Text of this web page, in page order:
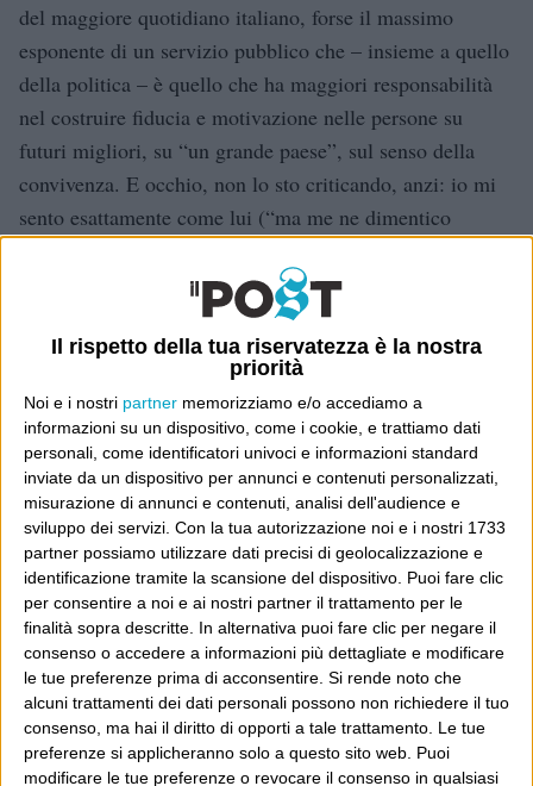
Il rispetto della tua riservatezza è la nostra
priorità
Noi e i nostri partner memorizziamo e/o accediamo a
informazioni su un dispositivo, come i cookie, e trattiamo dati
personali, come identificatori univoci e informazioni standard
inviate da un dispositivo per annunci e contenuti personalizzati,
misurazione di annunci e contenuti, analisi dell'audience e
sviluppo dei servizi. Con la tua autorizzazione noi e i nostri 1733
partner possiamo utilizzare dati precisi di geolocalizzazione e
identificazione tramite la scansione del dispositivo. Puoi fare clic
per consentire a noi e ai nostri partner il trattamento per le
finalità sopra descritte. In alternativa puoi fare clic per negare il
consenso o accedere a informazioni più dettagliate e modificare
le tue preferenze prima di acconsentire. Si rende noto che
alcuni trattamenti dei dati personali possono non richiedere il tuo
consenso, ma hai il diritto di opporti a tale trattamento. Le tue
preferenze si applicheranno solo a questo sito web. Puoi
modificare le tue preferenze o revocare il consenso in qualsiasi
del maggiore quotidiano italiano, forse il massimo
esponente di un servizio pubblico che – insieme a quello
della politica – è quello che ha maggiori responsabilità
nel costruire fiducia e motivazione nelle persone su
futuri migliori, su “un grande paese”, sul senso della
convivenza. E occhio, non lo sto criticando, anzi: io mi
sento esattamente come lui (“ma me ne dimentico
solidarietà – che il direttore del Corriere della Sera arrivi
a scriverlo sul suo giornale, e a condividere questo
messaggio disperato con i suoi lettori.
Dove sei?
Wittgenstein è il blog di Luca Sofri, il fondatore e
direttore editoriale del giornale online il Post. Forse
sei qui perché conosci già il Post, o forse sei
capitato qui per altri giri.
In questo secondo caso, e se Wittgenstein ti piace,
potrebbe piacerti anche il Post: che è partito
proprio da qui, e dal voler portare gli approcci di
questo blog dentro a un progetto più grande.